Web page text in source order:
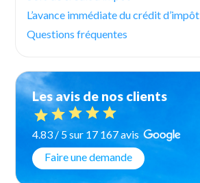
L’avance immédiate du crédit d’impôt
Questions fréquentes
Les avis de nos clients
4.83 / 5 sur 17 167 avis
Faire une demande